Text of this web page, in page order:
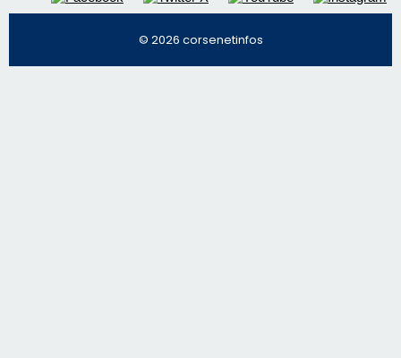
© 2026 corsenetinfos